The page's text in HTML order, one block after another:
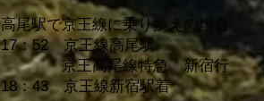
高尾駅で京王線に乗り換えの場合
17：52 京王線高尾駅
京王高尾線特急 新宿行
18：43 京王線新宿駅着